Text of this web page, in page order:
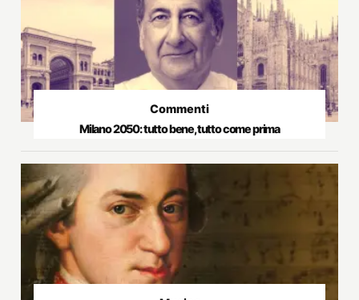
Commenti
Milano 2050: tutto bene, tutto come prima